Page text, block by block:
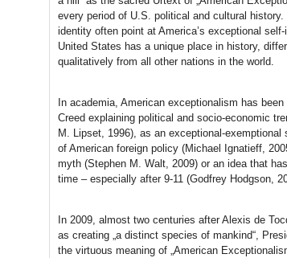
every period of U.S. political and cultural
identity often point at America’s exceptional
United States has a unique place in history,
qualitatively from all other nations in the world.
In academia, American exceptionalism has
Creed explaining political and socio-economic
M. Lipset, 1996), as an exceptional-
of American foreign policy (Michael Ignatieff,
myth (Stephen M. Walt, 2009) or an idea that
time – especially after 9-11 (Godfrey Hodgson,
In 2009, almost two centuries after Alexis de
as creating „a distinct species of mankind“,
the virtuous meaning of „American